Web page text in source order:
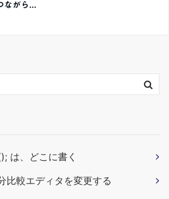
ながら...
は、どこに書く
比較エディタを変更する